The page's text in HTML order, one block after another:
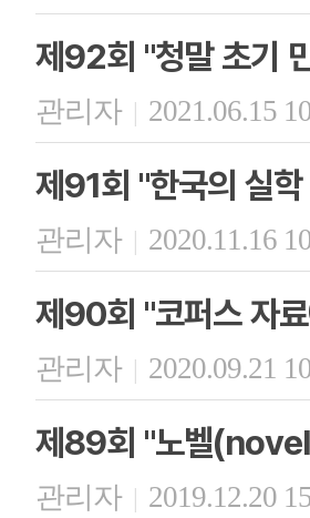
제92회 "청말 초기
관리자 | 2021.06.15
제91회 "한국의 실
관리자 | 2020.11.16
제90회 "코퍼스 자
관리자 | 2020.09.21
제89회 "노벨
관리자 | 2019.12.20